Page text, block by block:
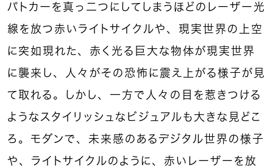
パトカーを真っ二つにしてしまうほどのレーザー光
線を放つ赤いライトサイクルや、現実世界の上空
に突如現れた、赤く光る巨大な物体が現実世界
に襲来し、人々がその恐怖に震え上がる様子が見
て取れる。しかし、一方で人々の目を惹きつける
ようなスタイリッシュなビジュアルも大きな見どこ
ろ。モダンで、未来感のあるデジタル世界の様子
や、ライトサイクルのように、赤いレーザーを放